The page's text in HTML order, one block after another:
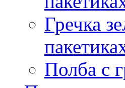
Гречка
Полба с